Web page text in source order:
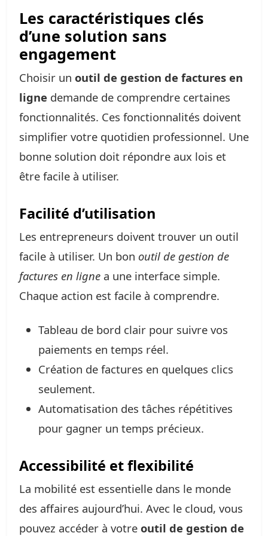
Les caractéristiques clés
d’une solution sans
engagement
Choisir un outil de gestion de factures en
ligne demande de comprendre certaines
fonctionnalités. Ces fonctionnalités doivent
simplifier votre quotidien professionnel. Une
bonne solution doit répondre aux lois et
être facile à utiliser.
Facilité d’utilisation
Les entrepreneurs doivent trouver un outil
facile à utiliser. Un bon outil de gestion de
factures en ligne a une interface simple.
Chaque action est facile à comprendre.
Tableau de bord clair pour suivre vos
paiements en temps réel.
Création de factures en quelques clics
seulement.
Automatisation des tâches répétitives
pour gagner un temps précieux.
Accessibilité et flexibilité
La mobilité est essentielle dans le monde
des affaires aujourd’hui. Avec le cloud, vous
pouvez accéder à votre outil de gestion de